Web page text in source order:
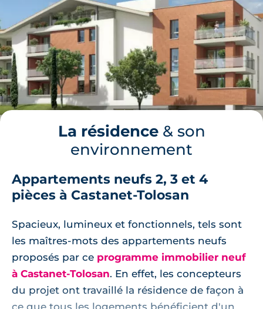
La résidence& son
environnement
Appartements neufs 2, 3 et 4
pièces à Castanet-Tolosan
Spacieux, lumineux et fonctionnels, tels sont
les maîtres-mots des appartements neufs
proposés par ce programme immobilier neuf
à Castanet-Tolosan. En effet, les concepteurs
du projet ont travaillé la résidence de façon à
ce que tous les logements bénéficient d'un